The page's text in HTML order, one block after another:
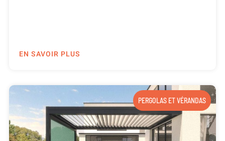
EN SAVOIR PLUS
PERGOLAS ET VÉRANDAS